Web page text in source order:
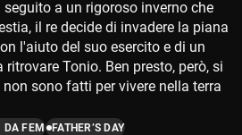
a un rigoroso inverno che
il re decide di invadere la piana
l'aiuto del suo esercito e di un
ritrovare Tonio. Ben presto, però, si
sono fatti per vivere nella terra
DA FEM
FATHER’S DAY